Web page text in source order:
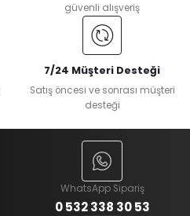
güvenli alışveriş
7/24 Müşteri Desteği
Satış öncesi ve sonrası müşteri
desteği
WhatsApp Sipariş
0 532 338 30 53